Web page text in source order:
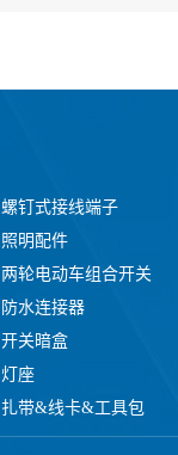
螺钉式接线端子
照明配件
两轮电动车组合开关
防水连接器
开关暗盒
灯座
扎带&线卡&工具包